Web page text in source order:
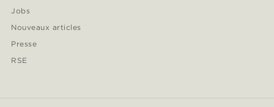
Jobs
Nouveaux articles
Presse
RSE